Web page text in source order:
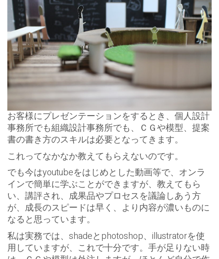
お客様にプレゼンテーションをするとき、個人設計
事務所でも組織設計事務所でも、ＣＧや模型、提案
書の書き方のスキルは必要となってきます。
これってなかなか教えてもらえないのです。
でも今はyoutubeをはじめとした動画等で、オンラ
インで簡単に学ぶことができますが、教えてもら
い、講評され、成果品やプロセスを議論しあう方
が、成長のスピードは早く、より内容が濃いものに
なると思っています。
私は実務では、shadeとphotoshop、illustratorを使
用していますが、これで十分です。手が足りない時